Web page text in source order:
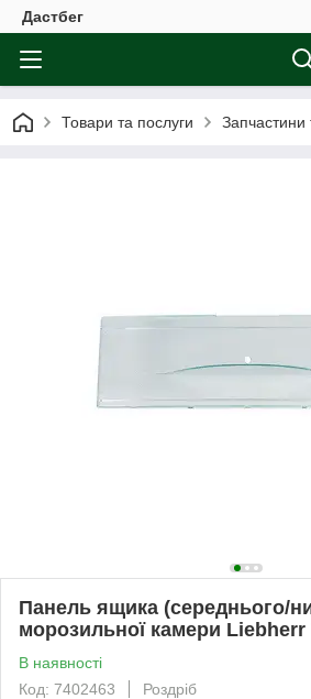
Дастбег
Товари та послуги Запчастини
Панель ящика (середнього/
морозильної камери Liebherr
В наявності
Код: 7402463
Роздріб